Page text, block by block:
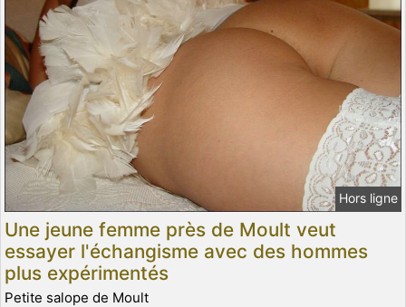
Hors ligne
Une jeune femme près de Moult veut
essayer l'échangisme avec des hommes
plus expérimentés
Petite salope de Moult